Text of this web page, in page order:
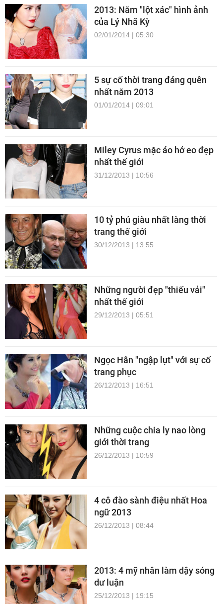
2013: Năm "lột xác" hình ảnh
của Lý Nhã Kỳ
02/01/2014 | 05:30
5 sự cố thời trang đáng quên
nhất năm 2013
01/01/2014 | 09:01
Miley Cyrus mặc áo hở eo đẹp
nhất thế giới
31/12/2013 | 10:56
10 tỷ phú giàu nhất làng thời
trang thế giới
30/12/2013 | 13:55
Những người đẹp "thiếu vải"
nhất thế giới
29/12/2013 | 05:51
Ngọc Hân "ngập lụt" với sự cố
trang phục
26/12/2013 | 16:51
Những cuộc chia ly nao lòng
giới thời trang
26/12/2013 | 10:59
4 cô đào sành điệu nhất Hoa
ngữ 2013
26/12/2013 | 08:44
2013: 4 mỹ nhân làm dậy sóng
dư luận
25/12/2013 | 19:15